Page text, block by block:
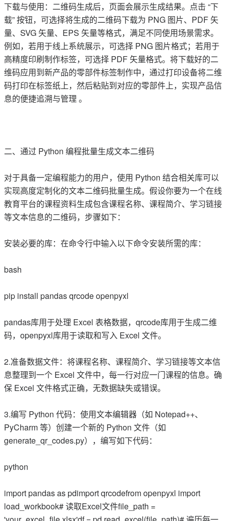
下载与使用：二维码生成后，页面会展示生成结果。点击 “下
载” 按钮，可选择将生成的二维码下载为 PNG 图片、PDF 矢
量、SVG 矢量、EPS 矢量等格式，满足不同使用场景需求。
例如，若用于线上系统展示，可选择 PNG 图片格式；若用于
高精度印刷制作标签，可选择 PDF 矢量格式。将下载好的二
维码应用到新产品的零部件标签制作中，通过打印设备将二维
码打印在标签纸上，然后粘贴到对应的零部件上，实现产品信
息的便捷追溯与管理 。
二、通过 Python 编程批量生成文本二维码
对于具备一定编程能力的用户，使用 Python 结合相关库可以
实现高度定制化的文本二维码批量生成。假设你要为一个在线
教育平台的课程资料生成包含课程名称、课程简介、学习链接
等文本信息的二维码，步骤如下：
安装必要的库：在命令行中输入以下命令安装所需的库：
bash
pip install pandas qrcode openpyxl
pandas库用于处理 Excel 表格数据，qrcode库用于生成二维
码，openpyxl库用于读取和写入 Excel 文件。
2.准备数据文件：将课程名称、课程简介、学习链接等文本信
息整理到一个 Excel 文件中，每一行对应一门课程的信息。确
保 Excel 文件格式正确，无数据缺失或错误。
3.编写 Python 代码：使用文本编辑器（如 Notepad++、
PyCharm 等）创建一个新的 Python 文件（如
generate_qr_codes.py），编写如下代码：
python
import pandas as pdimport qrcodefrom openpyxl import
load_workbook# 读取Excel文件file_path =